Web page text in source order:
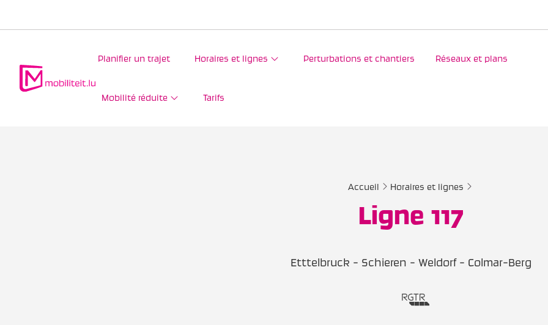
Planifier un trajet Horaires et lignes Perturbations et chantiers Réseaux et plans
Mobilité réduite Tarifs
Accueil Horaires et lignes
Ligne 117
Etttelbruck - Schieren - Weldorf - Colmar-Berg